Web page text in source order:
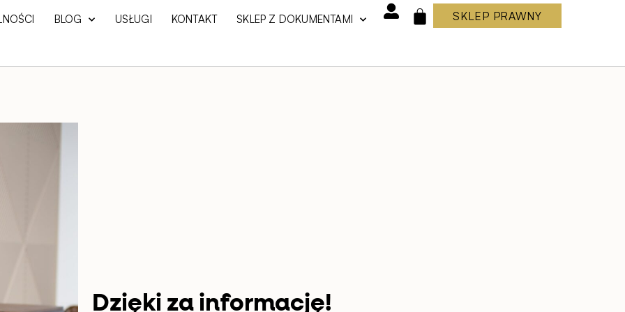
BLOG USŁUGI KONTAKT SKLEP Z DOKUMENTAMI SKLEP PRAWNY
Dzięki za informację!